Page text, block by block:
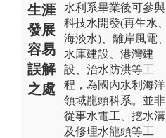
生涯
發展
容易
誤解
之處
水利系畢業後可參與
科技水開發(再生水、
海淡水)、離岸風電、
水庫建設、港灣建
設、治水防洪等工
程，為國內水利海洋
領域龍頭科系。並非
從事水電工、挖水溝
及修理水龍頭等工